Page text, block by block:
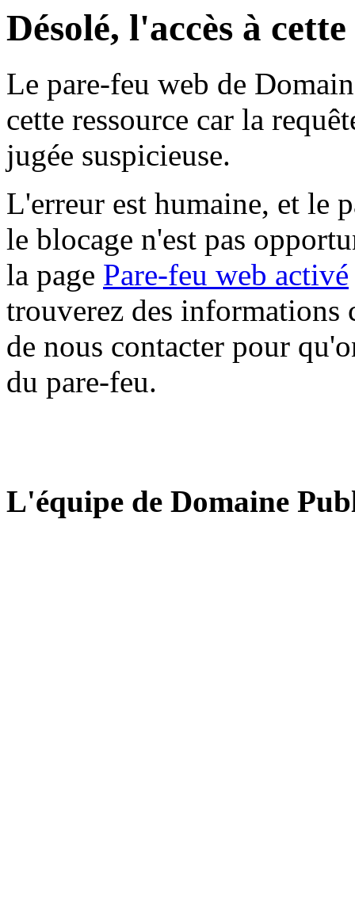
Désolé, l'accès à
Le pare-feu web de
cette ressource car la
jugée suspicieuse.
L'erreur est humaine, et le
le blocage n'est pas
la page Pare-feu web activé
trouverez des informations
de nous contacter pour
du pare-feu.
L'équipe de Domaine